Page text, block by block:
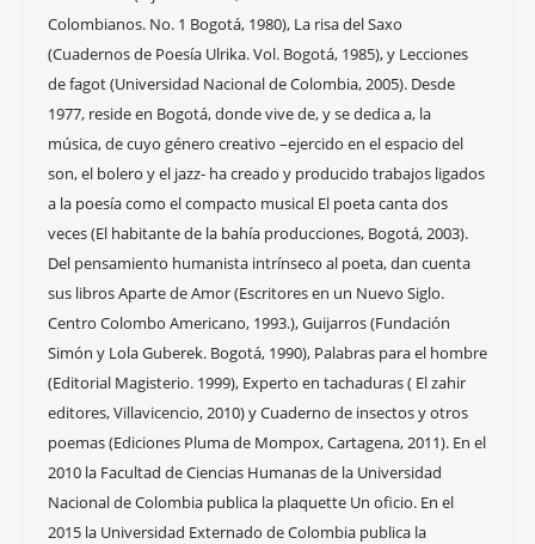
Colombianos. No. 1 Bogotá, 1980), La risa del Saxo
(Cuadernos de Poesía Ulrika. Vol. Bogotá, 1985), y Lecciones
de fagot (Universidad Nacional de Colombia, 2005). Desde
1977, reside en Bogotá, donde vive de, y se dedica a, la
música, de cuyo género creativo –ejercido en el espacio del
son, el bolero y el jazz- ha creado y producido trabajos ligados
a la poesía como el compacto musical El poeta canta dos
veces (El habitante de la bahía producciones, Bogotá, 2003).
Del pensamiento humanista intrínseco al poeta, dan cuenta
sus libros Aparte de Amor (Escritores en un Nuevo Siglo.
Centro Colombo Americano, 1993.), Guijarros (Fundación
Simón y Lola Guberek. Bogotá, 1990), Palabras para el hombre
(Editorial Magisterio. 1999), Experto en tachaduras ( El zahir
editores, Villavicencio, 2010) y Cuaderno de insectos y otros
poemas (Ediciones Pluma de Mompox, Cartagena, 2011). En el
2010 la Facultad de Ciencias Humanas de la Universidad
Nacional de Colombia publica la plaquette Un oficio. En el
2015 la Universidad Externado de Colombia publica la